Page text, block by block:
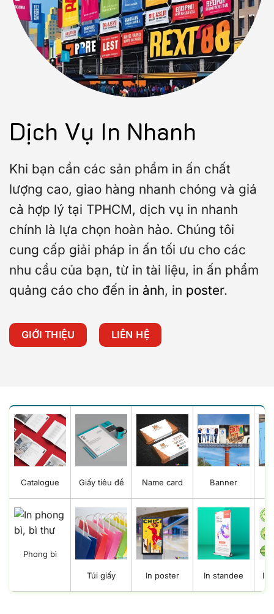
Dịch Vụ In Nhanh
Khi bạn cần các sản phẩm in ấn chất
lượng cao, giao hàng nhanh chóng và giá
cả hợp lý tại TPHCM, dịch vụ in nhanh
chính là lựa chọn hoàn hảo. Chúng tôi
cung cấp giải pháp in ấn tối ưu cho các
nhu cầu của bạn, từ in tài liệu, in ấn phẩm
quảng cáo cho đến in ảnh, in poster.
GIỚI THIỆU LIÊN HỆ
Catalogue Giấy tiêu đề Name card Banner
Phong bì
Túi giấy In poster In standee In